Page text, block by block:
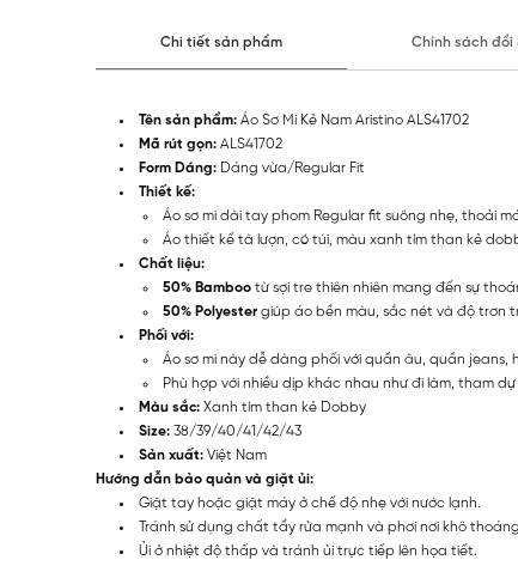
Chi tiết sản phẩm Chính sách đổi
Tên sản phẩm: Áo Sơ Mi Kẻ Nam Aristino ALS41702
Mã rút gọn: ALS41702
Form Dáng: Dáng vừa/Regular Fit
Thiết kế:
Áo sơ mi dài tay phom Regular fit suông nhẹ, thoải
Áo thiết kế tà lượn, có túi, màu xanh tím than kẻ
Chất liệu:
50% Bamboo từ sợi tre thiên nhiên mang đến sự
50% Polyester giúp áo bền màu, sắc nét và độ trơn
Phối với:
Áo sơ mi này dễ dàng phối với quần âu, quần jeans,
Phù hợp với nhiều dịp khác nhau như đi làm, tham dự
Màu sắc: Xanh tím than kẻ Dobby
Size: 38/39/40/41/42/43
Sản xuất: Việt Nam
Hướng dẫn bảo quản và giặt ủi:
Giặt tay hoặc giặt máy ở chế độ nhẹ với nước lạnh.
Tránh sử dụng chất tẩy rửa mạnh và phơi nơi khô
Ủi ở nhiệt độ thấp và tránh ủi trực tiếp lên họa tiết.